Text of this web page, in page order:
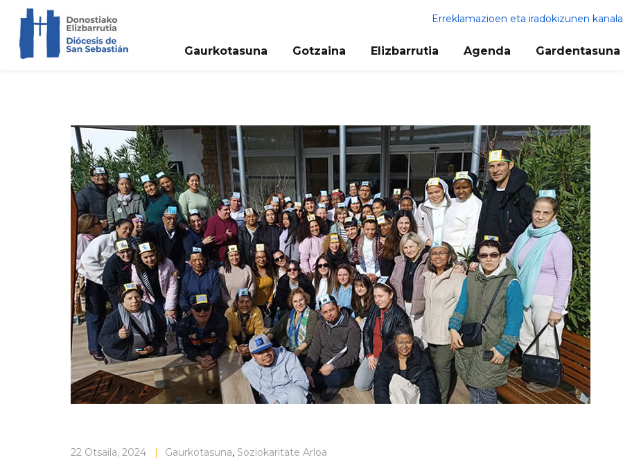
Erreklamazioen eta iradokizunen kanala
Gaurkotasuna Gotzaina Elizbarrutia Agenda Gardentasuna
22 Otsaila, 2024 | Gaurkotasuna, Soziokaritate Arloa